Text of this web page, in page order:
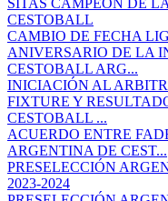
CESTOBALL
CAMBIO DE FECHA
ANIVERSARIO DE LA
CESTOBALL ARG...
INICIACIÓN AL
FIXTURE Y
CESTOBALL ...
ACUERDO ENTRE
ARGENTINA DE CEST...
PRESELECCIÓN
2023-2024